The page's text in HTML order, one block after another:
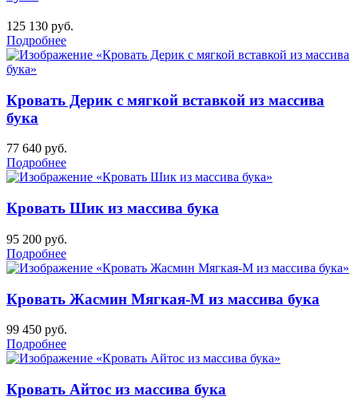
125 130 руб.
Подробнее
Кровать Дерик с мягкой вставкой из массива
бука
77 640 руб.
Подробнее
Кровать Шик из массива бука
95 200 руб.
Подробнее
Кровать Жасмин Мягкая-М из массива бука
99 450 руб.
Подробнее
Кровать Айтос из массива бука